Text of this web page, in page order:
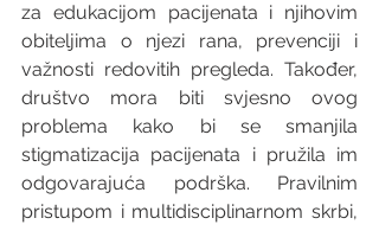
za edukacijom pacijenata i njihovim
obiteljima o njezi rana, prevenciji i
važnosti redovitih pregleda. Također,
društvo mora biti svjesno ovog
problema kako bi se smanjila
stigmatizacija pacijenata i pružila im
odgovarajuća podrška. Pravilnim
pristupom i multidisciplinarnom skrbi,